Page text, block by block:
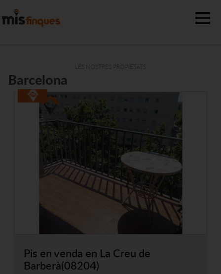
LES NOSTRES PROPIETATS
Barcelona
Pis en venda en La Creu de
Barberà(08204)